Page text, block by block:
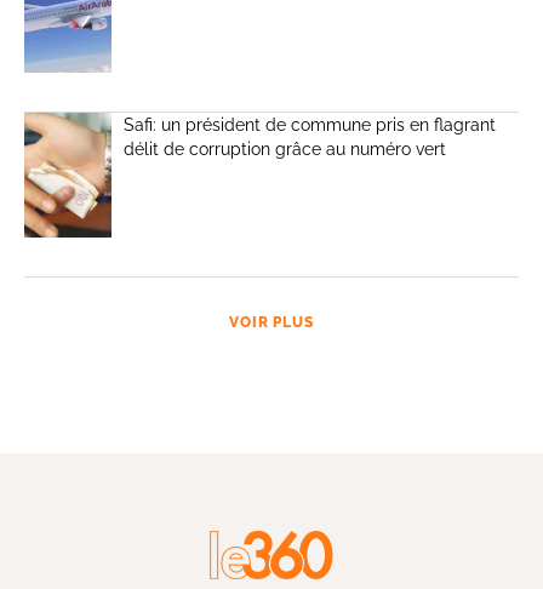
Safi: un président de commune pris en flagrant
délit de corruption grâce au numéro vert
VOIR PLUS